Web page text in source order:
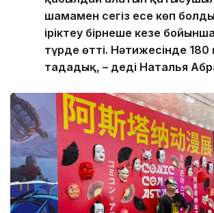
шамамен сегіз есе көп
іріктеу бірнеше кезең
түрде өтті. Нәтижесінде
таңдадық, – деді Наталья